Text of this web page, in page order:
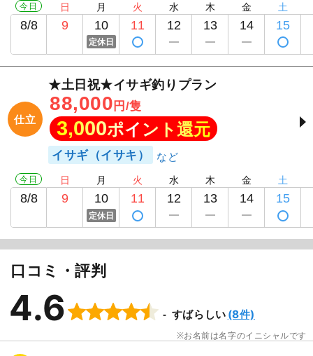
今日
8/8
日
9
月
10
定休日
火
11
水
12
木
13
金
14
土
15
仕立
★土日祝★イサギ釣りプラン
88,000 円/隻
3,000ポイント還元
イサギ（イサキ）
今日
8/8
日
9
月
10
定休日
火
11
水
12
木
13
金
14
土
15
口コミ・評判
4.6 すばらしい (8件)
お名前は名字のイニシャルです